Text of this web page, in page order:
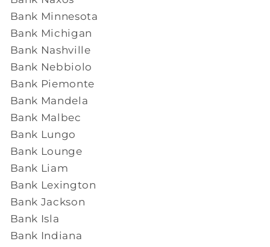
Bank Minnesota
Bank Michigan
Bank Nashville
Bank Nebbiolo
Bank Piemonte
Bank Mandela
Bank Malbec
Bank Lungo
Bank Lounge
Bank Liam
Bank Lexington
Bank Jackson
Bank Isla
Bank Indiana